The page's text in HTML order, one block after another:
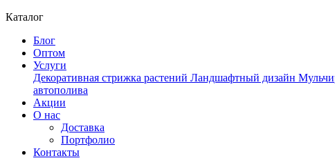
Каталог
Блог
Оптом
Услуги
Декоративная стрижка растений Ландшафтный дизайн
автополива
Акции
О нас
Доставка
Портфолио
Контакты